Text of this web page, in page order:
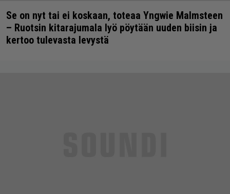
Se on nyt tai ei koskaan, toteaa Yngwie Malmsteen
– Ruotsin kitarajumala lyö pöytään uuden biisin ja
kertoo tulevasta levystä